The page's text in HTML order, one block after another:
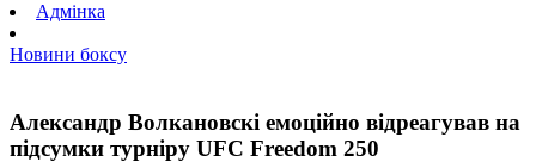
Адмінка
Новини боксу
Александр Волкановскі емоційно відреагував на
підсумки турніру UFC Freedom 250